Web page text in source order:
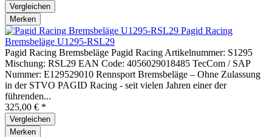
Vergleichen
Merken
Pagid Racing
Bremsbeläge U1295-RSL29
Pagid Racing Bremsbeläge Pagid Racing Artikelnummer: S1295
Mischung: RSL29 EAN Code: 4056029018485 TecCom / SAP
Nummer: E129529010 Rennsport Bremsbeläge – Ohne Zulassung
in der STVO PAGID Racing - seit vielen Jahren einer der
führenden...
325,00 € *
Vergleichen
Merken